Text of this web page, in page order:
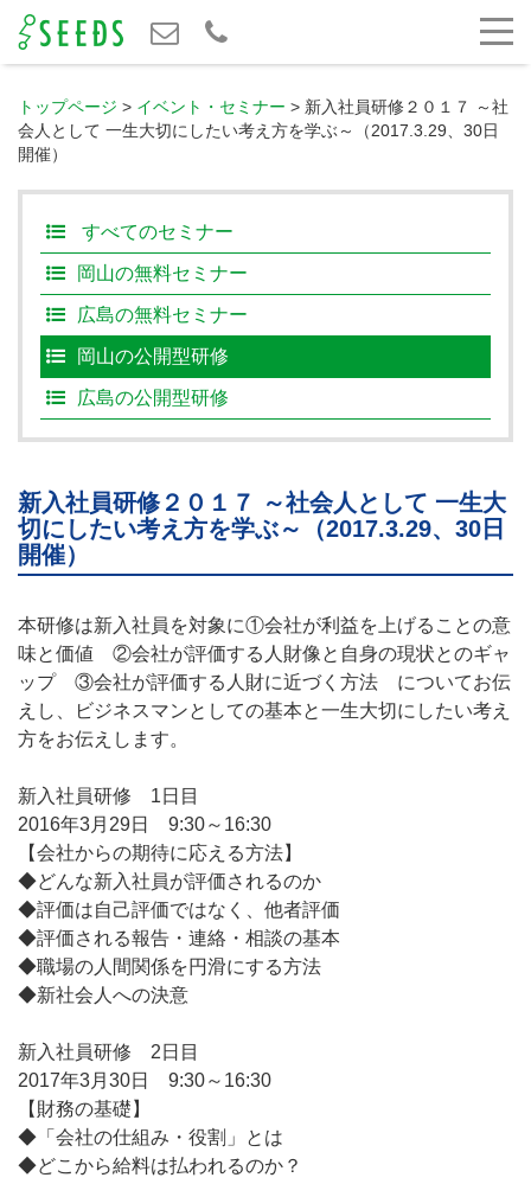
トップページ > イベント・セミナー > 新入社員研修２０１７ ～社
会人として 一生大切にしたい考え方を学ぶ～（2017.3.29、30日
開催）
すべてのセミナー
岡山の無料セミナー
広島の無料セミナー
岡山の公開型研修
広島の公開型研修
新入社員研修２０１７ ～社会人として 一生大
切にしたい考え方を学ぶ～（2017.3.29、30日
開催）
本研修は新入社員を対象に①会社が利益を上げることの意
味と価値 ②会社が評価する人財像と自身の現状とのギャ
ップ ③会社が評価する人財に近づく方法 についてお伝
えし、ビジネスマンとしての基本と一生大切にしたい考え
方をお伝えします。
新入社員研修 1日目
2016年3月29日 9:30～16:30
【会社からの期待に応える方法】
◆どんな新入社員が評価されるのか
◆評価は自己評価ではなく、他者評価
◆評価される報告・連絡・相談の基本
◆職場の人間関係を円滑にする方法
◆新社会人への決意
新入社員研修 2日目
2017年3月30日 9:30～16:30
【財務の基礎】
◆「会社の仕組み・役割」とは
◆どこから給料は払われるのか？